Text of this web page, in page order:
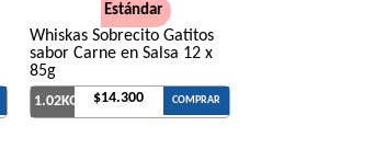
Estándar
Whiskas Sobrecito Gatitos
sabor Carne en Salsa 12 x
85g
1.02KG $14.300 COMPRAR